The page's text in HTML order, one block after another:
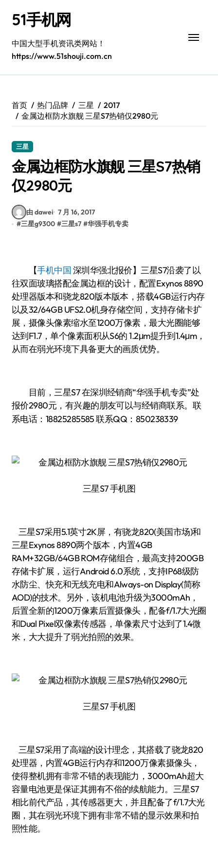
51手机网
中国大型手机资讯类网站！
https://www.51shouji.com.cn
首页 热门品牌 三星
2017
金属边框防水旗舰 三星S7热销仅2980元
三星
金属边框防水旗舰 三星S7热销
仅2980元
由 dawei 7 月 16, 2017
#三星g9300 #三星s7 #华强手机专卖
【手机中国深圳华强北报价】三星S7沿袭了以
往双面玻璃搭配金属边框的设计，配置Exynos 8890
处理器版本和骁龙820版本版本，搭载4GB运行内存
以及32/64GB UFS2.0机身存储空间，支持存储卡扩
展，摄像头像素缩水至1200万像素，最大光圈能够
达到F1.7，单个像素面积从S6的 1.2μm提升到1.4μm，
从而在弱光环境下具备更大的画质优势。
目前，三星S7 在深圳经销商“华强手机专卖”处
报价2980元， 有兴趣的朋友可以与经销商联系。联
系电话： 18825285585联系QQ：850238339
三星S7 手机图
三星S7采用5.1英寸2K屏，有骁龙820(美国市场)和
三星Exynos 8890两个版本，内置4GB
RAM+32GB/64GB ROM存储组合，最高支持200GB
存储卡扩展，运行Android 6.0系统，支持IP68级防
水防尘、快充和无线充电和Always-on Display(简称
AOD)的技术。另外，该机电池升级为3000mAh，
后置全新的1200万像素后置摄像头，配备f/1.7大光圈
和Dual Pixel双像素传感器，单像素尺寸达到了1.4微
米，大大提升了弱光拍照的效果。
三星S7 手机图
三星S7采用了高端的设计理念，其搭载了骁龙820
处理器，内置4GB运行内存和1200万像素摄像头，
使得整机拥有非常不错的表现能力，3000mAh超大
容量电池更是保证其拥有不俗的续航能力。三星S7
相比前代产品，其传感器更大，并且配备了f/1.7大光
圈，其在弱光环境下拥有非常不错的显示效果和拍
照性能。